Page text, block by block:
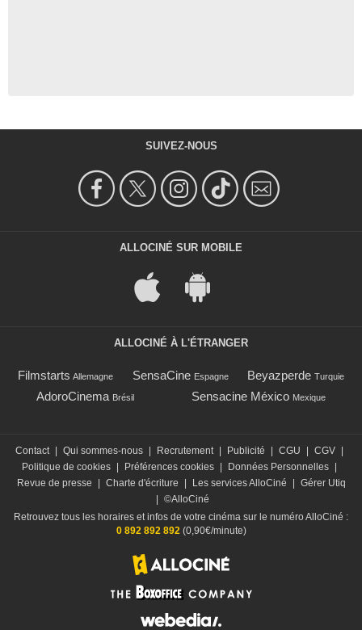
SUIVEZ-NOUS
ALLOCINÉ SUR MOBILE
ALLOCINÉ À L'ÉTRANGER
Filmstarts Allemagne SensaCine Espagne Beyazperde Turquie
AdoroCinema Brésil Sensacine México Mexique
Contact | Qui sommes-nous | Recrutement | Publicité | CGU | CGV |
Politique de cookies | Préférences cookies | Données Personnelles |
Revue de presse
| Charte d'écriture | Les services AlloCiné | Gérer Utiq
| ©AlloCiné
Retrouvez tous les horaires et infos de votre cinéma sur le numéro AlloCiné :
0 892 892 892 (0,90€/minute)